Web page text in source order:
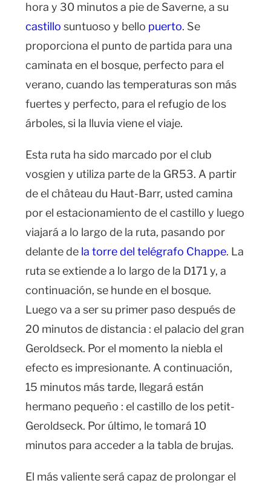
hora y 30 minutos a pie de Saverne, a su
castillo suntuoso y bello puerto. Se
proporciona el punto de partida para una
caminata en el bosque, perfecto para el
verano, cuando las temperaturas son más
fuertes y perfecto, para el refugio de los
árboles, si la lluvia viene el viaje.
Esta ruta ha sido marcado por el club
vosgien y utiliza parte de la GR53. A partir
de el château du Haut-Barr, usted camina
por el estacionamiento de el castillo y luego
viajará a lo largo de la ruta, pasando por
delante de la torre del telégrafo Chappe. La
ruta se extiende a lo largo de la D171 y, a
continuación, se hunde en el bosque.
Luego va a ser su primer paso después de
20 minutos de distancia : el palacio del gran
Geroldseck. Por el momento la niebla el
efecto es impresionante. A continuación,
15 minutos más tarde, llegará están
hermano pequeño : el castillo de los petit-
Geroldseck. Por último, le tomará 10
minutos para acceder a la tabla de brujas.
El más valiente será capaz de prolongar el